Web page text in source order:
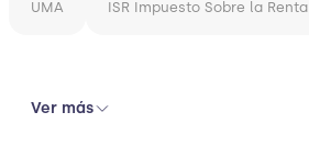
UMA ISR Impuesto Sobre la Renta
Ver más